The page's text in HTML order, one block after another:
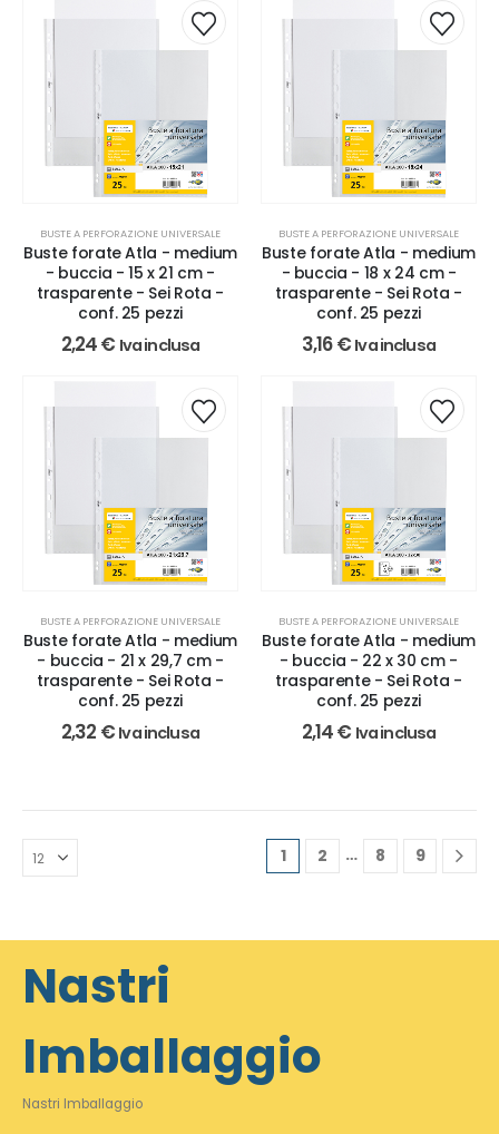
BUSTE A PERFORAZIONE UNIVERSALE
Buste forate Atla - medium
- buccia - 15 x 21 cm -
trasparente - Sei Rota -
conf. 25 pezzi
2,24€ Iva inclusa
BUSTE A PERFORAZIONE UNIVERSALE
Buste forate Atla - medium
- buccia - 18 x 24 cm -
trasparente - Sei Rota -
conf. 25 pezzi
3,16€ Iva inclusa
BUSTE A PERFORAZIONE UNIVERSALE
Buste forate Atla - medium
- buccia - 21 x 29,7 cm -
trasparente - Sei Rota -
conf. 25 pezzi
2,32 € Iva inclusa
BUSTE A PERFORAZIONE UNIVERSALE
Buste forate Atla - medium
- buccia - 22 x 30 cm -
trasparente - Sei Rota -
conf. 25 pezzi
2,14€ Iva inclusa
1 2 … 8 9
Nastri
Imballaggio
Nastri Imballaggio